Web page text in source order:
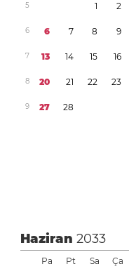
5 1 2
6 6 7 8 9
7 13 14 15 16
8 20 21 22 23
9 27 28
Haziran2033
Pa Pt Sa Ça